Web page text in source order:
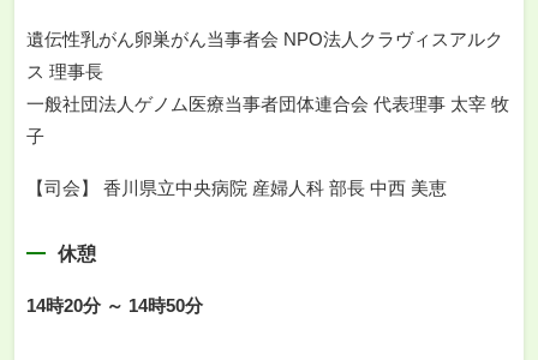
遺伝性乳がん卵巣がん当事者会 NPO法人クラヴィスアルク
ス 理事長
一般社団法人ゲノム医療当事者団体連合会 代表理事 太宰 牧
子
【司会】 香川県立中央病院 産婦人科 部長 中西 美恵
休憩
14時20分 ～ 14時50分